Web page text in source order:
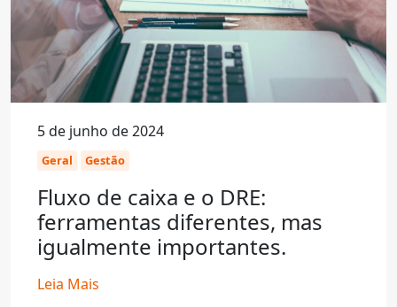
5 de junho de 2024
Geral Gestão
Fluxo de caixa e o DRE:
ferramentas diferentes, mas
igualmente importantes.
Leia Mais